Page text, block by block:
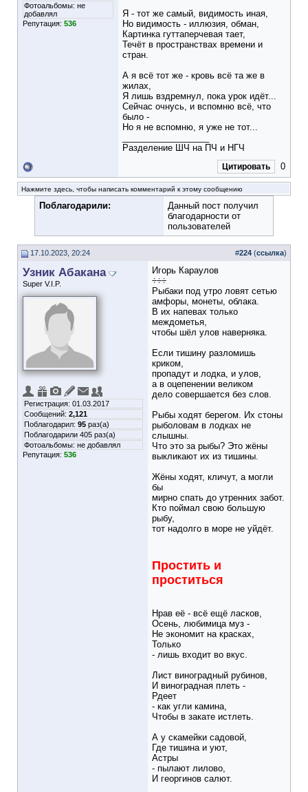
Фотоальбомы: не
добавлял
Репутация: 536
Я - тот же самый, видимость иная,
Но видимость - иллюзия, обман,
Картинка гуттаперчевая тает,
Течёт в пространствах времени и
стран.
А я всё тот же - кровь всё та же в
жилах,
Я лишь вздремнул, пока урок идёт...
Сейчас очнусь, и вспомню всё, что
было -
Но я не вспомню, я уже не тот...
Разделение ШЧ на ПЧ и НГЧ
Цитировать 0
Нажмите здесь, чтобы написать комментарий к этому сообщению
Поблагодарили:
Данный пост получил
благодарности от
пользователей
17.10.2023, 20:24 #224 (ссылка)
Узник Абакана
Super V.I.P.
Регистрация: 01.03.2017
Сообщений: 2,121
Поблагодарил: 95 раз(а)
Поблагодарили 405 раз(а)
Фотоальбомы: не добавлял
Репутация: 536
Игорь Караулов
÷÷÷
Рыбаки под утро ловят сетью
амфоры, монеты, облака.
В их напевах только
междометья,
чтобы шёл улов наверняка.
Если тишину разломишь
криком,
пропадут и лодка, и улов,
а в оцепенении великом
дело совершается без слов.
Рыбы ходят берегом. Их стоны
рыболовам в лодках не
слышны.
Что это за рыбы? Это жёны
выкликают их из тишины.
Жёны ходят, кличут, а могли
бы
мирно спать до утренних забот.
Кто поймал свою большую
рыбу,
тот надолго в море не уйдёт.
Простить и
проститься
Нрав её - всё ещё ласков,
Осень, любимица муз -
Не экономит на красках,
Только
- лишь входит во вкус.
Лист виноградный рубинов,
И виноградная плеть -
Рдеет
- как угли камина,
Чтобы в закате истлеть.
А у скамейки садовой,
Где тишина и уют,
Астры
- пылают лилово,
И георгинов салют.